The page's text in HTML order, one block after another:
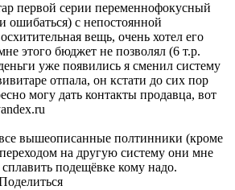
первой серии переменнофокусный
ошибаться) с непостоянной
вещь, очень хотел его
этого бюджет не позволял (6 т.р.
уже появились я сменил систему
отпала, он кстати до сих пор
могу дать контакты продавца, вот
вышеописанные полтинники (кроме
на другую систему они мне
подещёвке кому надо.